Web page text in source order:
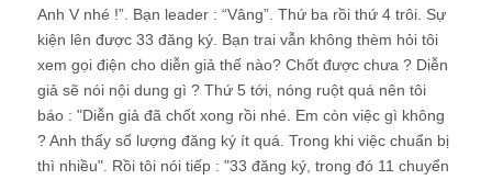
Anh V nhé !”. Bạn leader : “Vâng”. Thứ ba rồi thứ 4 trôi. Sự
kiện lên được 33 đăng ký. Bạn trai vẫn không thèm hỏi tôi
xem gọi điện cho diễn giả thế nào? Chốt được chưa ? Diễn
giả sẽ nói nội dung gì ? Thứ 5 tới, nóng ruột quá nên tôi
báo : "Diễn giả đã chốt xong rồi nhé. Em còn việc gì không
? Anh thấy số lượng đăng ký ít quá. Trong khi việc chuẩn bị
thì nhiều". Rồi tôi nói tiếp : "33 đăng ký, trong đó 11 chuyển